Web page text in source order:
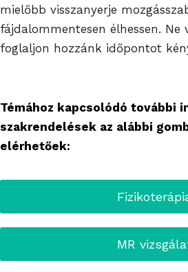
mielőbb visszanyerje
fájdalommentesen élhessen. Ne
foglaljon hozzánk időpontot
Témához kapcsolódó további
szakrendelések az alábbi
elérhetőek:
MR